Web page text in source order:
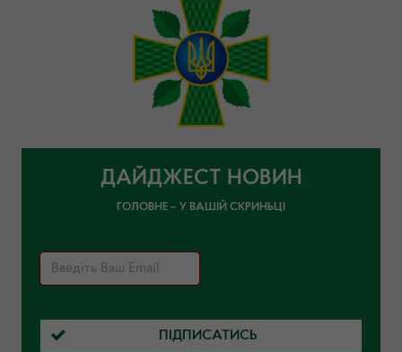
ДАЙДЖЕСТ НОВИН
ГОЛОВНЕ – У ВАШІЙ СКРИНЬЦІ
ПІДПИСАТИСЬ